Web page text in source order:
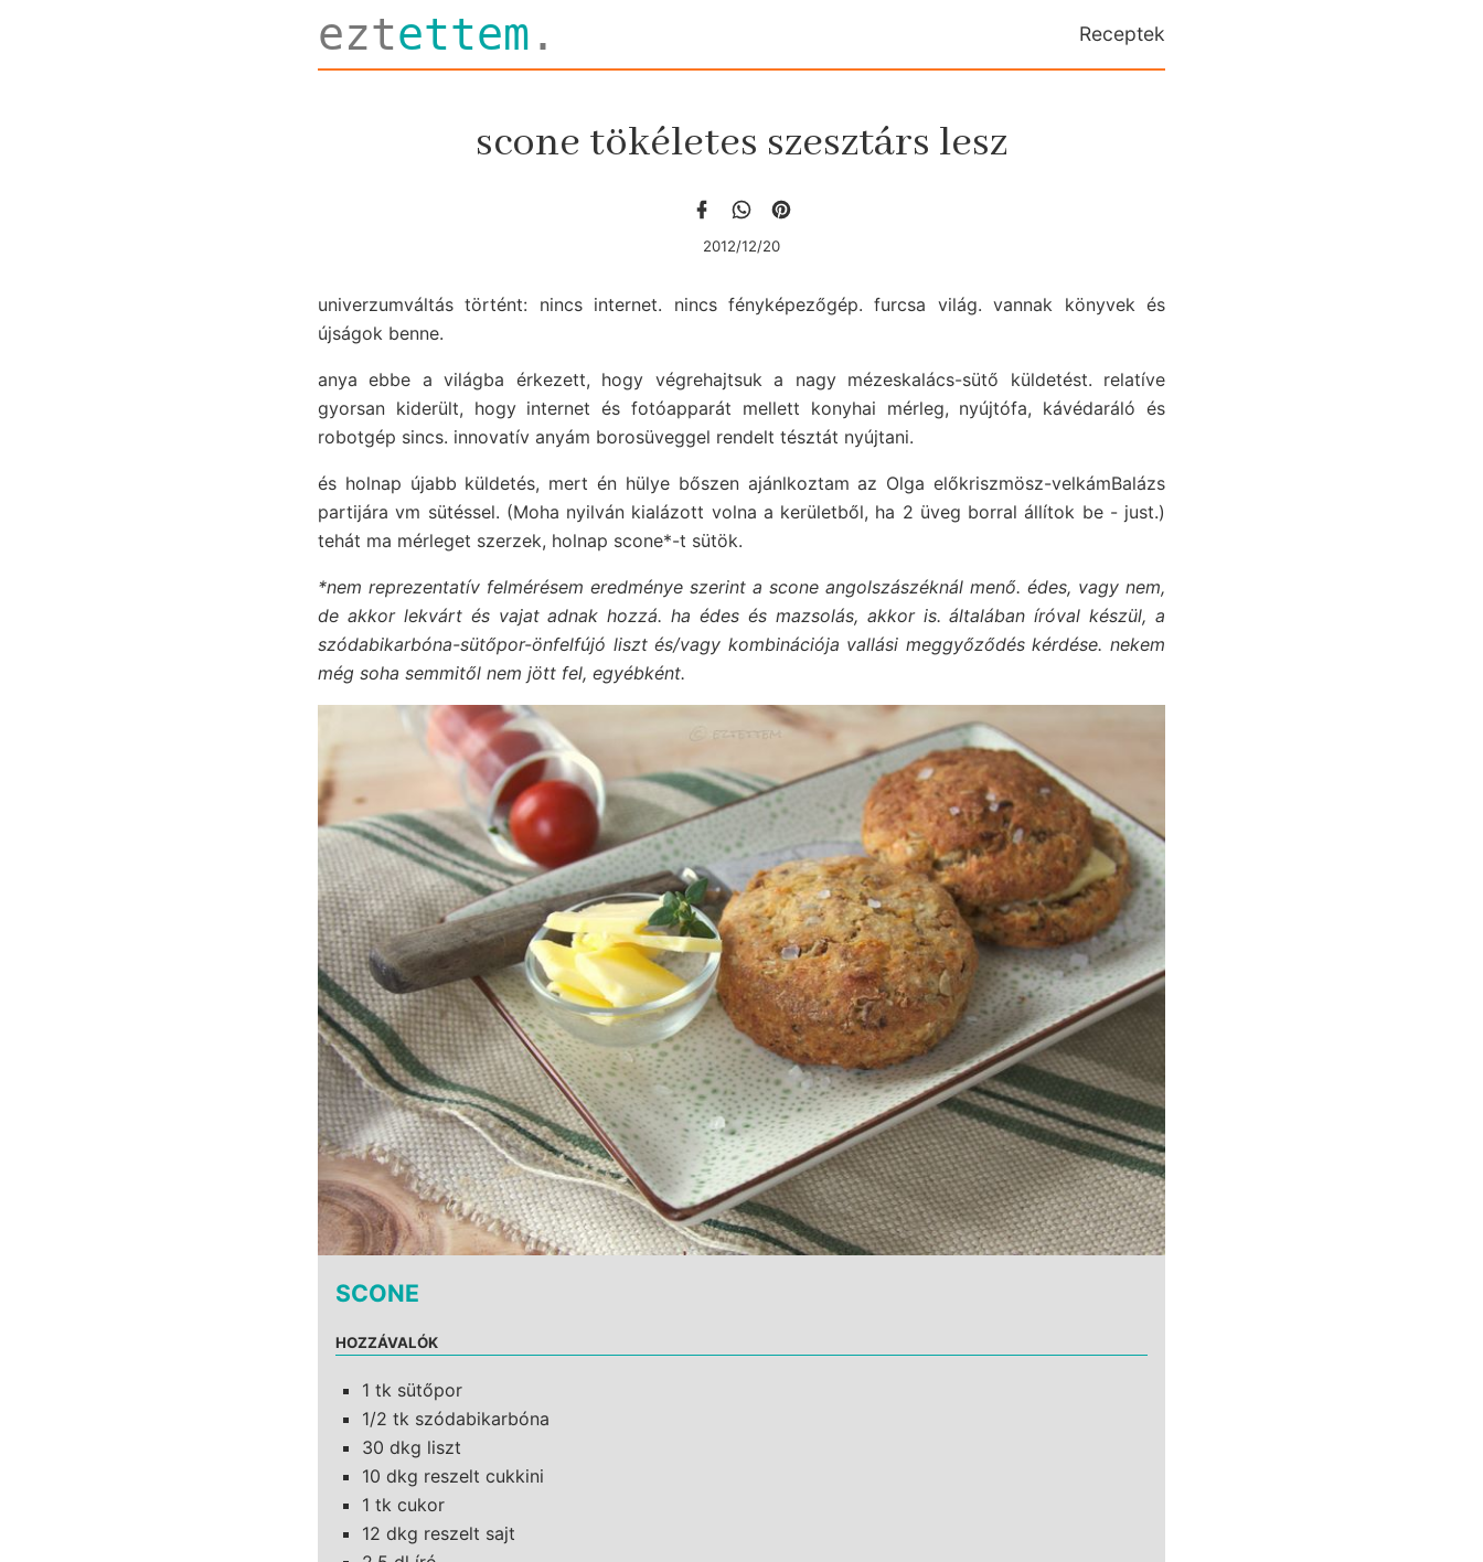
eztettem . Receptek
scone tökéletes szesztárs lesz
2012/12/20
univerzumváltás történt: nincs internet. nincs fényképezőgép. furcsa világ. vannak könyvek és
újságok benne.
anya ebbe a világba érkezett, hogy végrehajtsuk a nagy mézeskalács-sütő küldetést. relatíve
gyorsan kiderült, hogy internet és fotóapparát mellett konyhai mérleg, nyújtófa, kávédaráló és
robotgép sincs. innovatív anyám borosüveggel rendelt tésztát nyújtani.
és holnap újabb küldetés, mert én hülye bőszen ajánlkoztam az Olga előkriszmösz-velkámBalázs
partijára vm sütéssel. (Moha nyilván kialázott volna a kerületből, ha 2 üveg borral állítok be - just.)
tehát ma mérleget szerzek, holnap scone*-t sütök.
*nem reprezentatív felmérésem eredménye szerint a scone angolszászéknál menő. édes, vagy nem,
de akkor lekvárt és vajat adnak hozzá. ha édes és mazsolás, akkor is. általában íróval készül, a
szódabikarbóna-sütőpor-önfelfújó liszt és/vagy kombinációja vallási meggyőződés kérdése. nekem
még soha semmitől nem jött fel, egyébként.
SCONE
HOZZÁVALÓK
1 tk sütőpor
1/2 tk szódabikarbóna
30 dkg liszt
10 dkg reszelt cukkini
1 tk cukor
12 dkg reszelt sajt